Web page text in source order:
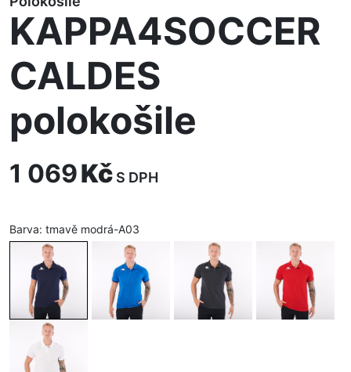
KAPPA4SOCCER
CALDES
polokošile
1 069Kč S DPH
Barva: tmavě modrá-A03